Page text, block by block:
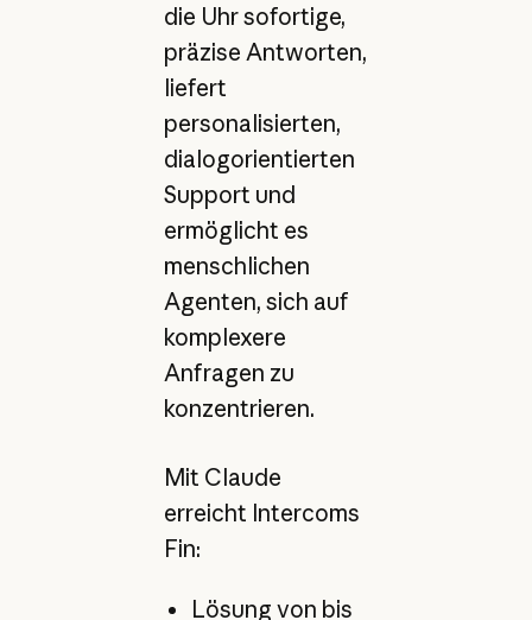
die Uhr sofortige,
präzise Antworten,
liefert
personalisierten,
dialogorientierten
Support und
ermöglicht es
menschlichen
Agenten, sich auf
komplexere
Anfragen zu
konzentrieren.
Mit Claude
erreicht Intercoms
Fin:
Lösung von bis